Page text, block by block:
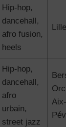
Hip-hop,
dancehall,
afro fusion,
heels
Lille
Hip-hop,
dancehall,
afro
urbain,
street jazz